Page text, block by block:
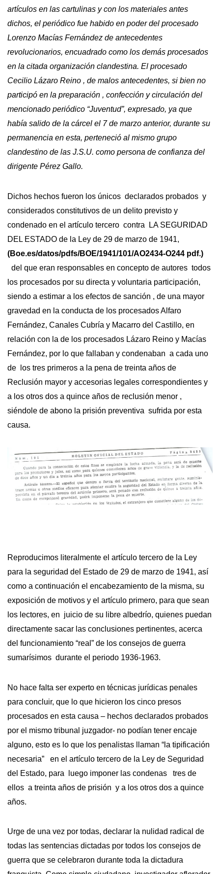
artículos en las cartulinas y con los materiales antes
dichos, el periódico fue habido en poder del procesado
Lorenzo Macías Fernández de antecedentes
revolucionarios, encuadrado como los demás procesados
en la citada organización clandestina. El procesado
Cecilio Lázaro Reino , de malos antecedentes, si bien no
participó en la preparación , confección y circulación del
mencionado periódico “Juventud”, expresado, ya que
había salido de la cárcel el 7 de marzo anterior, durante su
permanencia en esta, perteneció al mismo grupo
clandestino de las J.S.U. como persona de confianza del
dirigente Pérez Gallo.
Dichos hechos fueron los únicos declarados probados y
considerados constitutivos de un delito previsto y
condenado en el artículo tercero contra LA SEGURIDAD
DEL ESTADO de la Ley de 29 de marzo de 1941,
(Boe.es/datos/pdfs/BOE/1941/101/AO2434-O244 pdf.)
del que eran responsables en concepto de autores todos
los procesados por su directa y voluntaria participación,
siendo a estimar a los efectos de sanción , de una mayor
gravedad en la conducta de los procesados Alfaro
Fernández, Canales Cubría y Macarro del Castillo, en
relación con la de los procesados Lázaro Reino y Macías
Fernández, por lo que fallaban y condenaban a cada uno
de los tres primeros a la pena de treinta años de
Reclusión mayor y accesorias legales correspondientes y
a los otros dos a quince años de reclusión menor ,
siéndole de abono la prisión preventiva sufrida por esta
causa.
Reproducimos literalmente el artículo tercero de la Ley
para la seguridad del Estado de 29 de marzo de 1941, así
como a continuación el encabezamiento de la misma, su
exposición de motivos y el artículo primero, para que sean
los lectores, en juicio de su libre albedrío, quienes puedan
directamente sacar las conclusiones pertinentes, acerca
del funcionamiento “real” de los consejos de guerra
sumarísimos durante el periodo 1936-1963.
No hace falta ser experto en técnicas jurídicas penales
para concluir, que lo que hicieron los cinco presos
procesados en esta causa – hechos declarados probados
por el mismo tribunal juzgador- no podían tener encaje
alguno, esto es lo que los penalistas llaman “la tipificación
necesaria” en el artículo tercero de la Ley de Seguridad
del Estado, para luego imponer las condenas tres de
ellos a treinta años de prisión y a los otros dos a quince
años.
Urge de una vez por todas, declarar la nulidad radical de
todas las sentencias dictadas por todos los consejos de
guerra que se celebraron durante toda la dictadura